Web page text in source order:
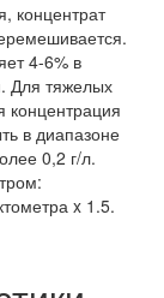
концентрат
4-6% в
Для тяжелых
концентрация
в диапазоне
0,2 г/л.
x 1.5.